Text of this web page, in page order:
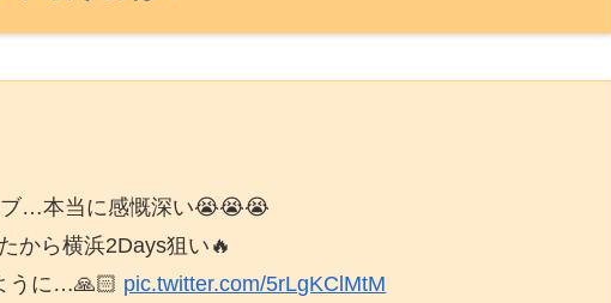
ブ…本当に感慨深い😭😭😭
から横浜2Days狙い🔥
うに…🙏🏻 pic.twitter.com/5rLgKClMtM